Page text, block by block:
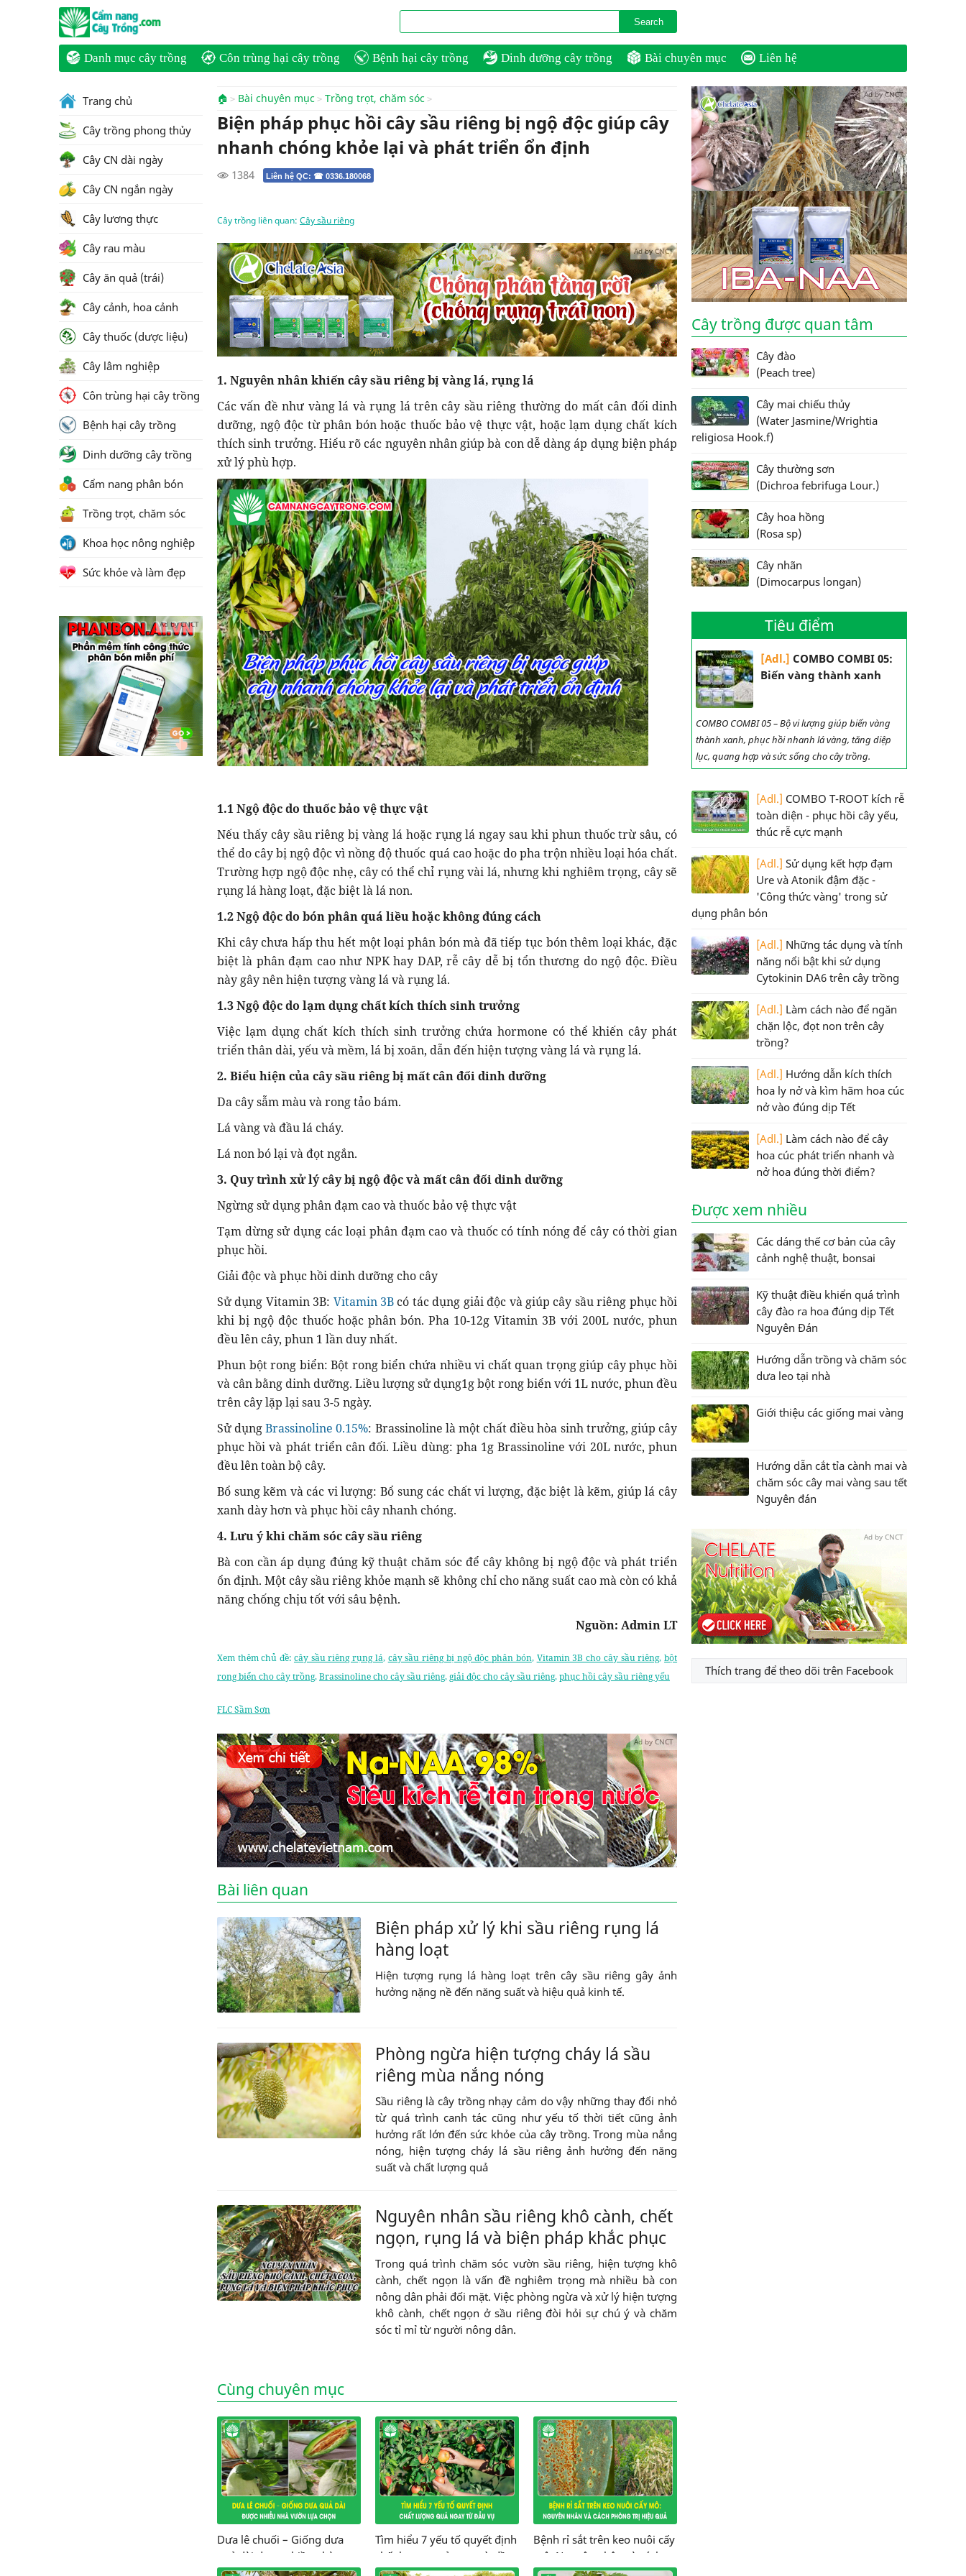
Danh mục cây trồng Côn trùng hại cây trồng Bệnh hại cây trồng Dinh dưỡng cây trồng Bài chuyên mục Liên hệ
🏠 Bài chuyên mục Trồng trọt, chăm sóc
Biện pháp phục hồi cây sầu riêng bị ngộ độc giúp cây
nhanh chóng khỏe lại và phát triển ổn định
1384 Liên hệ QC: ☎ 0336.180068
Cây trồng liên quan: Cây sầu riêng
Ad by CNCT
1. Nguyên nhân khiến cây sầu riêng bị vàng lá, rụng lá
Các vấn đề như vàng lá và rụng lá trên cây sầu riêng thường do mất cân đối dinh
dưỡng, ngộ độc từ phân bón hoặc thuốc bảo vệ thực vật, hoặc lạm dụng chất kích
thích sinh trưởng. Hiểu rõ các nguyên nhân giúp bà con dễ dàng áp dụng biện pháp
xử lý phù hợp.
1.1 Ngộ độc do thuốc bảo vệ thực vật
Nếu thấy cây sầu riêng bị vàng lá hoặc rụng lá ngay sau khi phun thuốc trừ sâu, có
thể do cây bị ngộ độc vì nồng độ thuốc quá cao hoặc do pha trộn nhiều loại hóa chất.
Trường hợp ngộ độc nhẹ, cây có thể chỉ rụng vài lá, nhưng khi nghiêm trọng, cây sẽ
rụng lá hàng loạt, đặc biệt là lá non.
1.2 Ngộ độc do bón phân quá liều hoặc không đúng cách
Khi cây chưa hấp thu hết một loại phân bón mà đã tiếp tục bón thêm loại khác, đặc
biệt là phân đạm cao như NPK hay DAP, rễ cây dễ bị tổn thương do ngộ độc. Điều
này gây nên hiện tượng vàng lá và rụng lá.
1.3 Ngộ độc do lạm dụng chất kích thích sinh trưởng
Việc lạm dụng chất kích thích sinh trưởng chứa hormone có thể khiến cây phát
triển thân dài, yếu và mềm, lá bị xoăn, dẫn đến hiện tượng vàng lá và rụng lá.
2. Biểu hiện của cây sầu riêng bị mất cân đối dinh dưỡng
Da cây sẫm màu và rong tảo bám.
Lá vàng và đầu lá cháy.
Lá non bó lại và đọt ngắn.
3. Quy trình xử lý cây bị ngộ độc và mất cân đối dinh dưỡng
Ngừng sử dụng phân đạm cao và thuốc bảo vệ thực vật
Tạm dừng sử dụng các loại phân đạm cao và thuốc có tính nóng để cây có thời gian
phục hồi.
Giải độc và phục hồi dinh dưỡng cho cây
Sử dụng Vitamin 3B: Vitamin 3B có tác dụng giải độc và giúp cây sầu riêng phục hồi
khi bị ngộ độc thuốc hoặc phân bón. Pha 10-12g Vitamin 3B với 200L nước, phun
đều lên cây, phun 1 lần duy nhất.
Phun bột rong biển: Bột rong biển chứa nhiều vi chất quan trọng giúp cây phục hồi
và cân bằng dinh dưỡng. Liều lượng sử dụng1g bột rong biển với 1L nước, phun đều
trên cây lặp lại sau 3-5 ngày.
Sử dụngBrassinoline 0.15%: Brassinoline là một chất điều hòa sinh trưởng, giúp cây
phục hồi và phát triển cân đối. Liều dùng: pha 1g Brassinoline với 20L nước, phun
đều lên toàn bộ cây.
Bổ sung kẽm và các vi lượng: Bổ sung các chất vi lượng, đặc biệt là kẽm, giúp lá cây
xanh dày hơn và phục hồi cây nhanh chóng.
4. Lưu ý khi chăm sóc cây sầu riêng
Bà con cần áp dụng đúng kỹ thuật chăm sóc để cây không bị ngộ độc và phát triển
ổn định. Một cây sầu riêng khỏe mạnh sẽ không chỉ cho năng suất cao mà còn có khả
năng chống chịu tốt với sâu bệnh.
Nguồn: Admin LT
Xem thêm chủ đề: cây sầu riêng rụng lá, cây sầu riêng bị ngộ độc phân bón, Vitamin 3B cho cây sầu riêng,bột
rong biển cho cây trồng,Brassinoline cho cây sầu riêng,giải độc cho cây sầu riêng,phục hồi cây sầu riêng yếu
FLC Sầm Sơn
Ad by CNCT
Bài liên quan
Biện pháp xử lý khi sầu riêng rụng lá
hàng loạt
Hiện tượng rụng lá hàng loạt trên cây sầu riêng gây ảnh
hưởng nặng nề đến năng suất và hiệu quả kinh tế.
Phòng ngừa hiện tượng cháy lá sầu
riêng mùa nắng nóng
Sầu riêng là cây trồng nhạy cảm do vậy những thay đổi nhỏ
từ quá trình canh tác cũng như yếu tố thời tiết cũng ảnh
hưởng rất lớn đến sức khỏe của cây trồng. Trong mùa nắng
nóng, hiện tượng cháy lá sầu riêng ảnh hưởng đến năng
suất và chất lượng quả
Nguyên nhân sầu riêng khô cành, chết
ngọn, rụng lá và biện pháp khắc phục
Trong quá trình chăm sóc vườn sầu riêng, hiện tượng khô
cành, chết ngọn là vấn đề nghiêm trọng mà nhiều bà con
nông dân phải đối mặt. Việc phòng ngừa và xử lý hiện tượng
khô cành, chết ngọn ở sầu riêng đòi hỏi sự chú ý và chăm
sóc tỉ mỉ từ người nông dân.
Cùng chuyên mục
Dưa lê chuối – Giống dưa
quả dài được nhiều nhà
vườn lựa chọn
Tìm hiểu 7 yếu tố quyết định
chất lượng quả ngay từ đầu
vụ
Bệnh rỉ sắt trên keo nuôi cấy
mô: Nguyên nhân và cách
phòng trị hiệu quả
Ad by CNCT
Cây trồng được quan tâm
Cây đào
(Peach tree)
Cây mai chiếu thủy
(Water Jasmine/Wrightia
religiosa Hook.f)
Cây thường sơn
(Dichroa febrifuga Lour.)
Cây hoa hồng
(Rosa sp)
Cây nhãn
(Dimocarpus longan)
Tiêu điểm
[Adl.] COMBO COMBI 05:
Biến vàng thành xanh
COMBO COMBI 05 – Bộ vi lượng giúp biến vàng
thành xanh, phục hồi nhanh lá vàng, tăng diệp
lục, quang hợp và sức sống cho cây trồng.
[Adl.] COMBO T-ROOT kích rễ
toàn diện - phục hồi cây yếu,
thúc rễ cực mạnh
[Adl.] Sử dụng kết hợp đạm
Ure và Atonik đậm đặc -
'Công thức vàng' trong sử
dụng phân bón
[Adl.] Những tác dụng và tính
năng nổi bật khi sử dụng
Cytokinin DA6 trên cây trồng
[Adl.] Làm cách nào để ngăn
chặn lộc, đọt non trên cây
trồng?
[Adl.] Hướng dẫn kích thích
hoa ly nở và kìm hãm hoa cúc
nở vào đúng dịp Tết
[Adl.] Làm cách nào để cây
hoa cúc phát triển nhanh và
nở hoa đúng thời điểm?
Được xem nhiều
Các dáng thế cơ bản của cây
cảnh nghệ thuật, bonsai
Kỹ thuật điều khiển quá trình
cây đào ra hoa đúng dịp Tết
Nguyên Đán
Hướng dẫn trồng và chăm sóc
dưa leo tại nhà
Giới thiệu các giống mai vàng
Hướng dẫn cắt tỉa cành mai và
chăm sóc cây mai vàng sau tết
Nguyên đán
Ad by CNCT
Thích trang để theo dõi trên Facebook
Trang chủ
Cây trồng phong thủy
Cây CN dài ngày
Cây CN ngắn ngày
Cây lương thực
Cây rau màu
Cây ăn quả (trái)
Cây cảnh, hoa cảnh
Cây thuốc (dược liệu)
Cây lâm nghiệp
Côn trùng hại cây trồng
Bệnh hại cây trồng
Dinh dưỡng cây trồng
Cẩm nang phân bón
Trồng trọt, chăm sóc
Khoa học nông nghiệp
Sức khỏe và làm đẹp
Ad by CNCT